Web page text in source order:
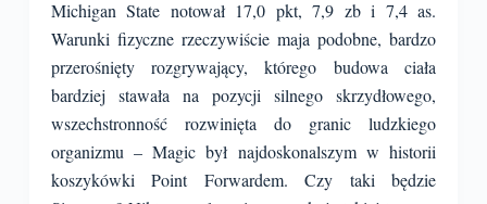
Michigan State notował 17,0 pkt, 7,9 zb i 7,4 as.
Warunki fizyczne rzeczywiście maja podobne, bardzo
przerośnięty rozgrywający, którego budowa ciała
bardziej stawała na pozycji silnego skrzydłowego,
wszechstronność rozwinięta do granic ludzkiego
organizmu – Magic był najdoskonalszym w historii
koszykówki Point Forwardem. Czy taki będzie